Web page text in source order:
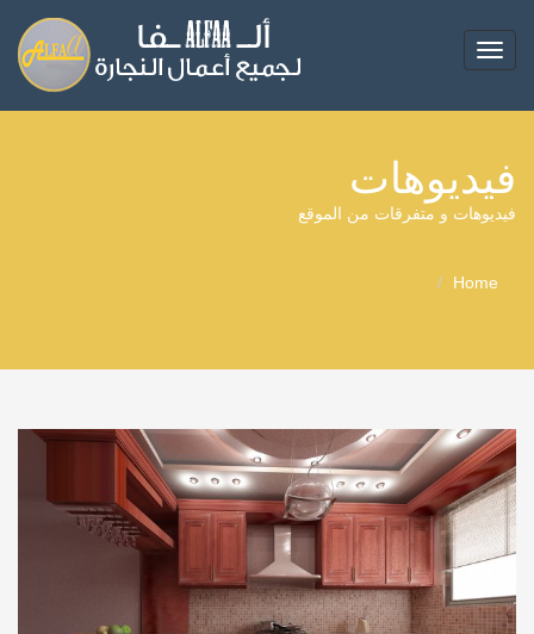
Toggle
navigation
فيديوهات
فيديوهات و متفرقات من الموقع
Home